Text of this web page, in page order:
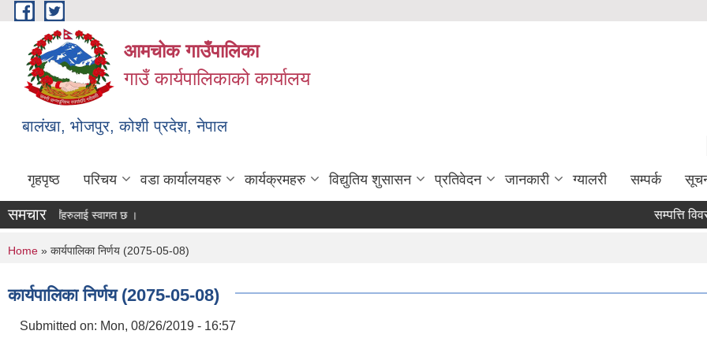
Skip to main content
आमचोक गाउँपालिका
गाउँ कार्यपालिकाको कार्यालय
बालंखा, भोजपुर, कोशी प्रदेश, नेपाल
गृहपृष्ठ परिचय वडा कार्यालयहरु कार्यक्रमहरु विद्युतिय शुसासन प्रतिवेदन जानकारी ग्यालरी सम्पर्क
मा यहाँहरुलाई स्वागत छ ।
समचार सम्पत्ति
You are here
Home » कार्यपालिका निर्णय (2075-05-08)
कार्यपालिका निर्णय (2075-05-08)
Submitted on: Mon, 08/26/2019 - 16:57